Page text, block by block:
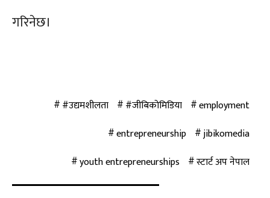
गरिनेछ।
#उद्यमशीलता #जीबिकोमिडिया
employment
entrepreneurship
jibikomedia
youth entrepreneurships
स्टार्ट अप नेपाल